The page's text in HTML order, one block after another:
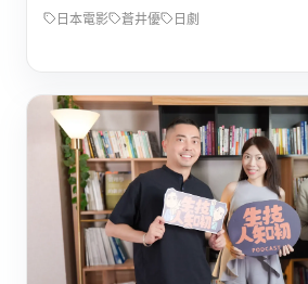
日本電影 蒼井優 日劇